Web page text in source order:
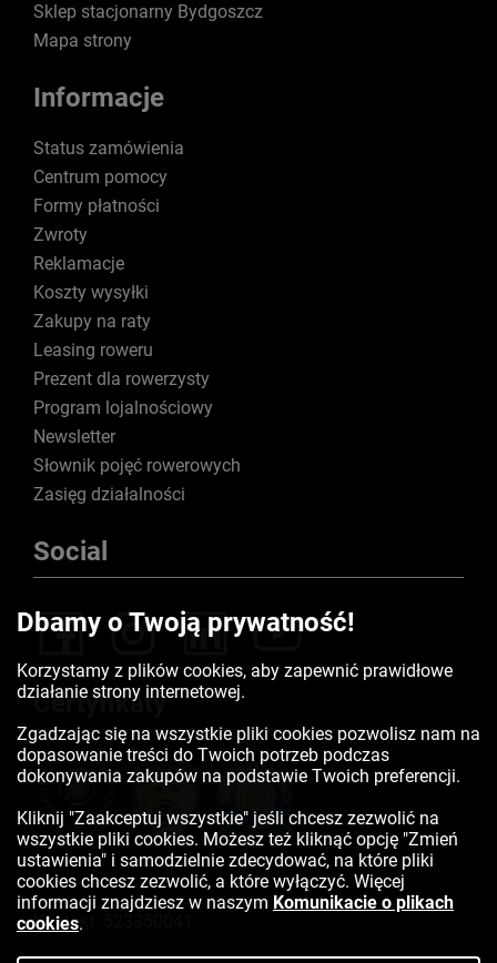
Sklep stacjonarny Bydgoszcz
Mapa strony
Informacje
Status zamówienia
Centrum pomocy
Formy płatności
Zwroty
Reklamacje
Koszty wysyłki
Zakupy na raty
Leasing roweru
Prezent dla rowerzysty
Program lojalnościowy
Newsletter
Słownik pojęć rowerowych
Zasięg działalności
Social
Certyfikaty
Kontakt:
Dbamy o Twoją prywatność!
Korzystamy z plików cookies, aby zapewnić prawidłowe
działanie strony internetowej.
Zgadzając się na wszystkie pliki cookies pozwolisz nam na
dopasowanie treści do Twoich potrzeb podczas
dokonywania zakupów na podstawie Twoich preferencji.
Kliknij "Zaakceptuj wszystkie" jeśli chcesz zezwolić na
wszystkie pliki cookies. Możesz też kliknąć opcję "Zmień
ustawienia" i samodzielnie zdecydować, na które pliki
cookies chcesz zezwolić, a które wyłączyć. Więcej
informacji znajdziesz w naszym Komunikacie o plikach
cookies.